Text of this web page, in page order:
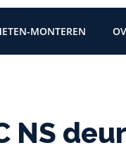
MONTEREN
NS